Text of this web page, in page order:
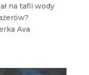
na tafli wody
Ava